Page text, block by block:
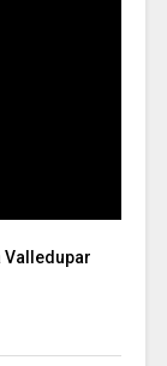
Valledupar